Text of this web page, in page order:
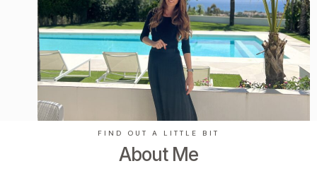
FIND OUT A LITTLE BIT
About Me